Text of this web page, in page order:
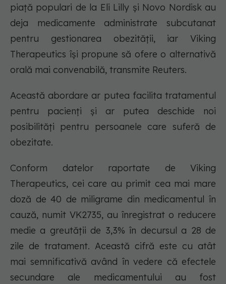
piață populari de la Eli Lilly și Novo Nordisk au
deja medicamente administrate subcutanat
pentru gestionarea obezității, iar Viking
Therapeutics își propune să ofere o alternativă
orală mai convenabilă, transmite Reuters.
Această abordare ar putea facilita tratamentul
pentru pacienți și ar putea deschide noi
posibilități pentru persoanele care suferă de
obezitate.
Conform datelor raportate de Viking
Therapeutics, cei care au primit cea mai mare
doză de 40 de miligrame din medicamentul în
cauză, numit VK2735, au înregistrat o reducere
medie a greutății de 3,3% în decursul a 28 de
zile de tratament. Această cifră este cu atât
mai semnificativă având în vedere că efectele
secundare ale medicamentului au fost